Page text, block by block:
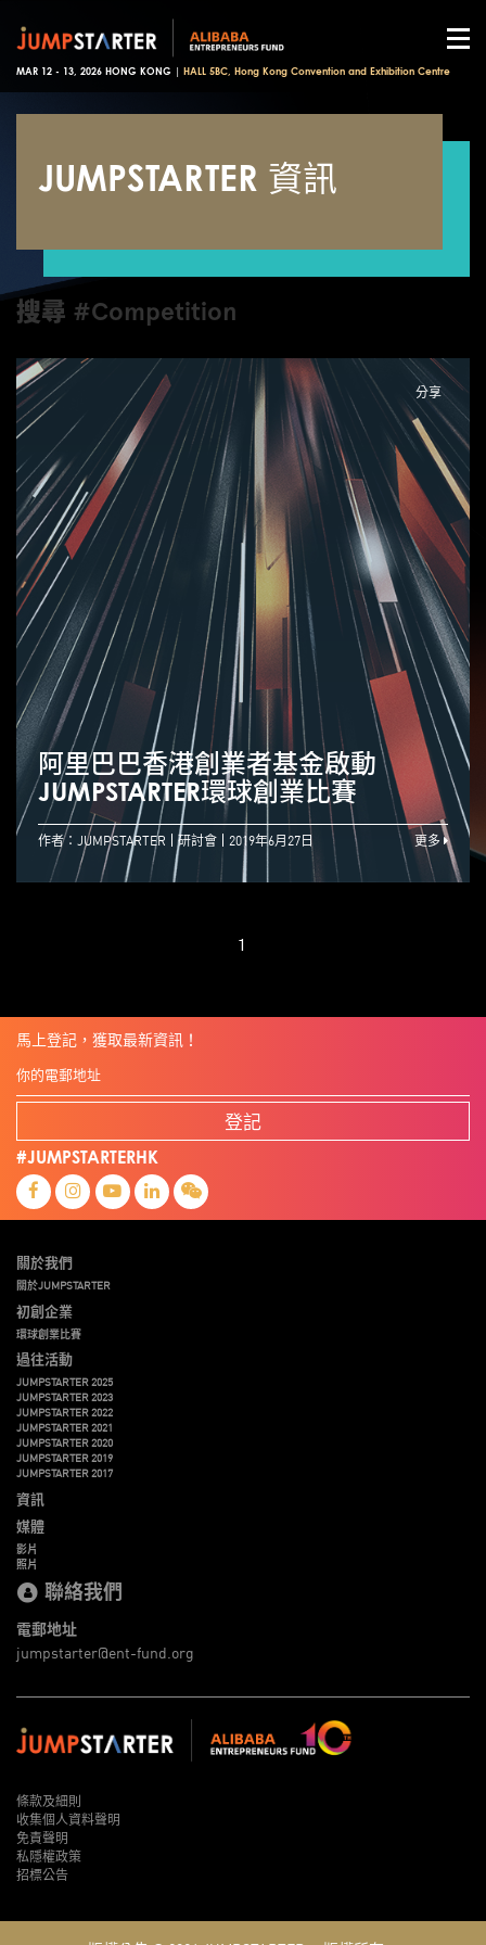
MAR 12 - 13, 2026 HONG KONG | HALL 5BC, Hong Kong Convention and Exhibition Centre
JUMPSTARTER 資訊
搜尋 #Competition
分享
阿里巴巴香港創業者基金啟動
JUMPSTARTER環球創業比賽
作者：JUMPSTARTER 研討會 2019年6月27日 更多
1
馬上登記，獲取最新資訊！
登記
#JUMPSTARTERHK
關於我們
關於JUMPSTARTER
初創企業
環球創業比賽
過往活動
JUMPSTARTER 2025
JUMPSTARTER 2023
JUMPSTARTER 2022
JUMPSTARTER 2021
JUMPSTARTER 2020
JUMPSTARTER 2019
JUMPSTARTER 2017
資訊
媒體
影片
照片
聯絡我們
電郵地址
jumpstarter@ent-fund.org
條款及細則
收集個人資料聲明
免責聲明
私隱權政策
招標公告